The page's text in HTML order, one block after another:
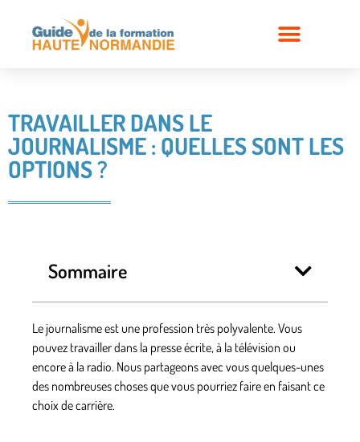
TRAVAILLER DANS LE
JOURNALISME : QUELLES SONT LES
OPTIONS ?
Sommaire
Le journalisme est une profession très polyvalente. Vous
pouvez travailler dans la presse écrite, à la télévision ou
encore à la radio. Nous partageons avec vous quelques-unes
des nombreuses choses que vous pourriez faire en faisant ce
choix de carrière.